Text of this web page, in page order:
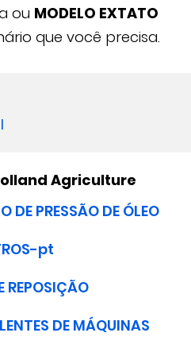
ou MODELO EXTATO
que você precisa.
Agriculture
DE PRESSÃO DE ÓLEO
pt
REPOSIÇÃO
DE MÁQUINAS